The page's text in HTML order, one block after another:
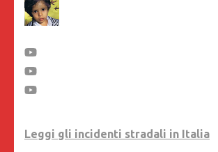
Leggi gli incidenti stradali in Italia